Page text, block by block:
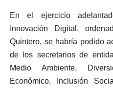
En el ejercicio
Innovación Digital,
Quintero, se habría podido
de los secretarios de
Medio Ambiente,
Económico, Inclusión